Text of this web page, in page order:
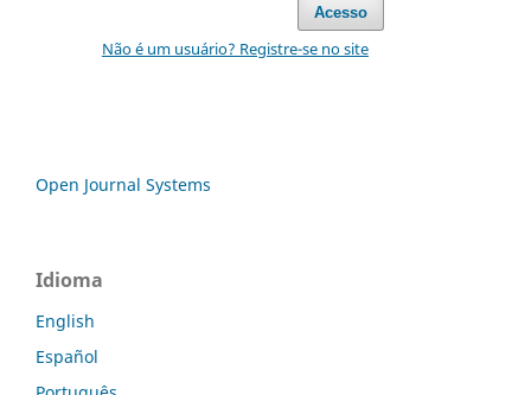
Acesso
Não é um usuário? Registre-se no site
Open Journal Systems
Idioma
English
Español